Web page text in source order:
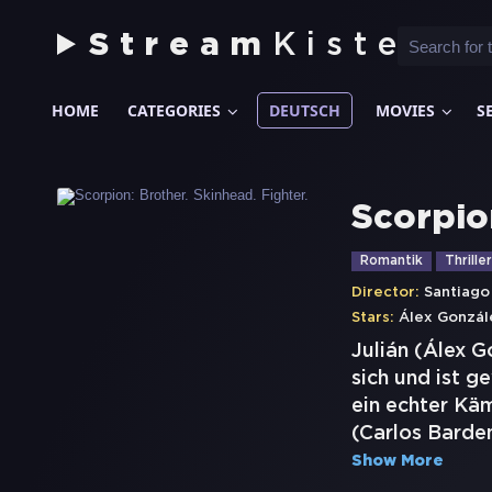
Stream Kiste
HOME CATEGORIES DEUTSCH MOVIES
Romantik Thriller
Director: Santiago
Stars: Álex
Julián (Álex
sich und ist
ein echter
(Carlos
Show More